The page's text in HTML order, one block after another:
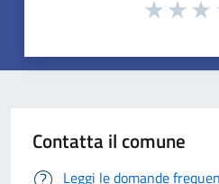
Contatta il comune
Leggi le domande